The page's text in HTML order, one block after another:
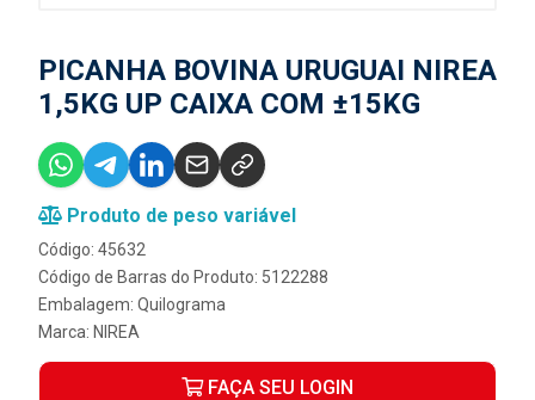
PICANHA BOVINA URUGUAI NIREA
1,5KG UP CAIXA COM ±15KG
Produto de peso variável
Código: 45632
Código de Barras do Produto: 5122288
Embalagem: Quilograma
Marca: NIREA
FAÇA SEU LOGIN